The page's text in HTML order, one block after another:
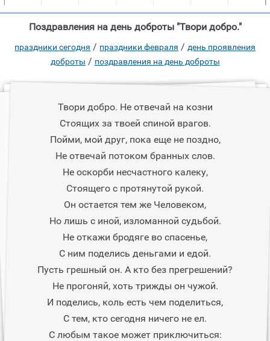
Поздравления на день доброты "Твори добро."
праздники сегодня / праздники февраля /день проявления
доброты / поздравления на день доброты
Твори добро. Не отвечай на козни
Стоящих за твоей спиной врагов.
Пойми, мой друг, пока еще не поздно,
Не отвечай потоком бранных слов.
Не оскорби несчастного калеку,
Стоящего с протянутой рукой.
Он остается тем же Человеком,
Но лишь с иной, изломанной судьбой.
Не откажи бродяге во спасенье,
С ним поделись деньгами и едой.
Пусть грешный он. А кто без прегрешений?
Не прогоняй, хоть трижды он чужой.
И поделись, коль есть чем поделиться,
С тем, кто сегодня ничего не ел.
С любым такое может приключиться: